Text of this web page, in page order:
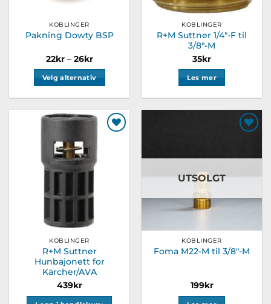
KOBLINGER
Pakning Dowty BSP
22kr – 26krPrisområde:
26kr
Velg alternativ
har
varianter.
Alternativene
kan
på
KOBLINGER
R+M Suttner 1/4″-F til
3/8″-M
35kr
Les mer
ønskeliste
KOBLINGER
R+M Suttner
Hunbajonett for
Kärcher/AVA
439kr
UTSOLGT
KOBLINGER
Foma M22-M til 3/8″-M
199kr